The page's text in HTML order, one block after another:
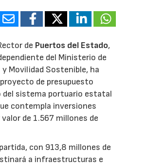
de Puertos del Estado,
del Ministerio de
Movilidad Sostenible, ha
de presupuesto
del sistema portuario estatal
contempla inversiones
de 1.567 millones de
con 913,8 millones de
a infraestructuras e